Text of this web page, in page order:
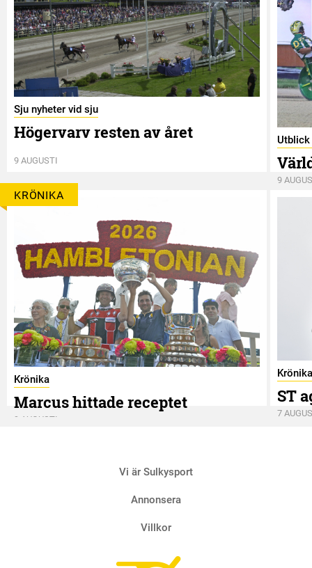
Sju nyheter vid sju
Högervarv resten av året
9 AUGUSTI
Utblick
9
KRÖNIKA
Krönika
Marcus hittade receptet
9 AUGUSTI
Krönika
ST
7
Vi är Sulkysport
Annonsera
Villkor